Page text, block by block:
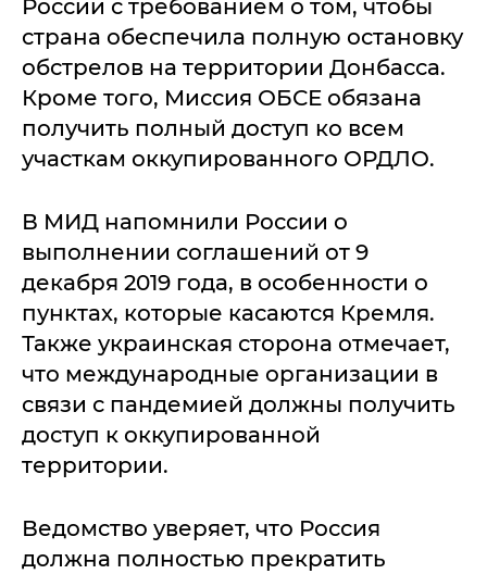
России с требованием о том, чтобы
страна обеспечила полную остановку
обстрелов на территории Донбасса.
Кроме того, Миссия ОБСЕ обязана
получить полный доступ ко всем
участкам оккупированного ОРДЛО.
В МИД напомнили России о
выполнении соглашений от 9
декабря 2019 года, в особенности о
пунктах, которые касаются Кремля.
Также украинская сторона отмечает,
что международные организации в
связи с пандемией должны получить
доступ к оккупированной
территории.
Ведомство уверяет, что Россия
должна полностью прекратить